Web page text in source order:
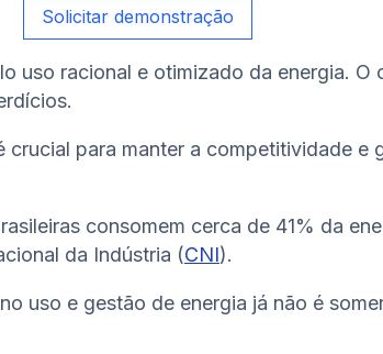
Solicitar demonstração
uso racional e otimizado da energia. O
para manter a competitividade e
consomem cerca de 41% da
da Indústria (CNI).
uso e gestão de energia já não é